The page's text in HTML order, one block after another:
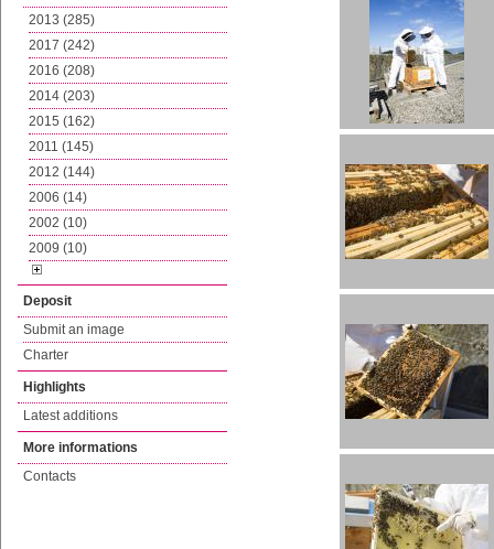
2013 (285)
2017 (242)
2016 (208)
2014 (203)
2015 (162)
2011 (145)
2012 (144)
2006 (14)
2002 (10)
2009 (10)
Deposit
Submit an image
Charter
Highlights
Latest additions
More informations
Contacts